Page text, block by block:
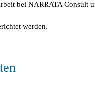
bei NARRATA Consult
werden.